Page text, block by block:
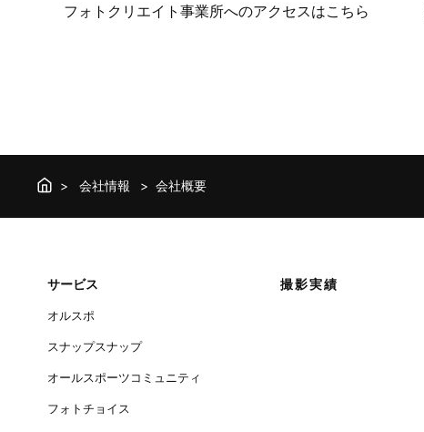
フォトクリエイト事業所へのアクセスはこちら
会社情報 会社概要
サービス
オルスポ
スナップスナップ
オールスポーツコミュニティ
フォトチョイス
撮影実績